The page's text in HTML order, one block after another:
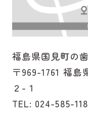
福島県国見町の
〒969-1761 福島
２-１
TEL: 024-585-